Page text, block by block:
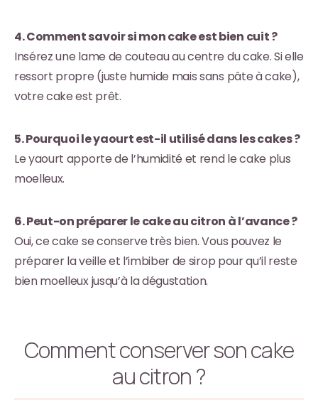
4. Comment savoir si mon cake est bien cuit ?
Insérez une lame de couteau au centre du cake. Si elle
ressort propre (juste humide mais sans pâte à cake),
votre cake est prêt.
5. Pourquoi le yaourt est-il utilisé dans les cakes ?
Le yaourt apporte de l’humidité et rend le cake plus
moelleux.
6. Peut-on préparer le cake au citron à l’avance ?
Oui, ce cake se conserve très bien. Vous pouvez le
préparer la veille et l’imbiber de sirop pour qu’il reste
bien moelleux jusqu’à la dégustation.
Comment conserver son cake
au citron ?